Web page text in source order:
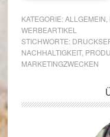
KATEGORIE:ALLGEMEIN
WERBEARTIKEL
STICHWORTE:
NACHHALTIGKEIT,
MARKETINGZWECKEN